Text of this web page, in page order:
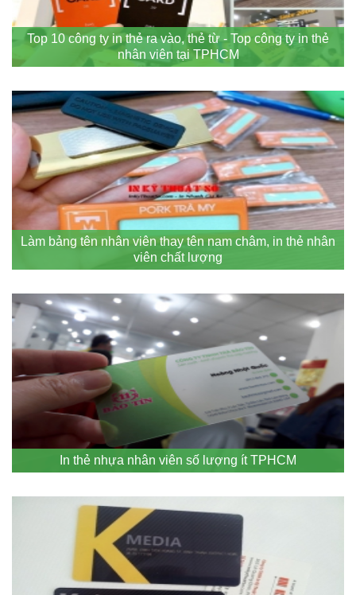
Top 10 công ty in thẻ ra vào, thẻ từ - Top công ty in thẻ
nhân viên tại TPHCM
Làm bảng tên nhân viên thay tên nam châm, in thẻ nhân
viên chất lượng
In thẻ nhựa nhân viên số lượng ít TPHCM